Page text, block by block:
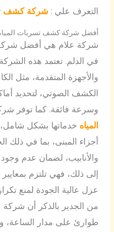
التعرف علي :شركة كشف
أفضل شركة كشف تسربات المياه
شركة علام هي أفضل
في الدلم. تعتمد هذه
والأجهزة المتقدمة، مثل
الكشف الصوتي، لتحديد
وسرعة فائقة. كما توفر
المياه خدماتها بشكل
أجزاء المبنى، بما في ذلك
والأنابيب، لضمان عدم
إلى ذلك، فهي تلتزم
عزل عالية الجودة لمنع
من الجدير بالذكر أن
طوارئ على مدار